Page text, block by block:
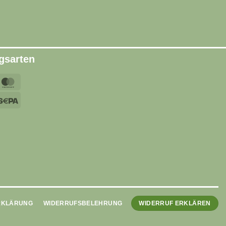
WIDERRUFSBELEHRUNG WIDERRUF ERKLÄREN